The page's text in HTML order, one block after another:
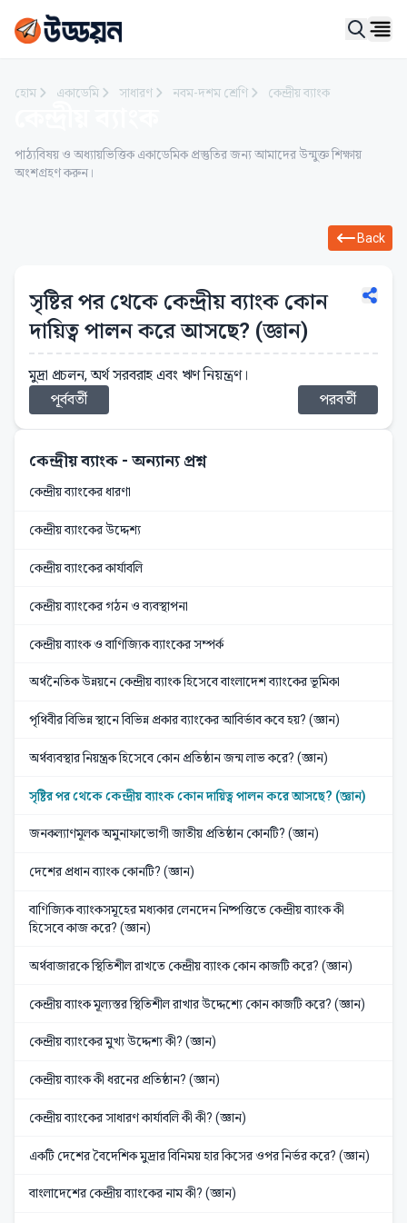
হোম একাডেমি সাধারণ নবম-দশম শ্রেণি কেন্দ্রীয় ব্যাংক
পাঠ্যবিষয় ও অধ্যায়ভিত্তিক একাডেমিক প্রস্তুতির জন্য আমাদের উন্মুক্ত শিক্ষায়
অংশগ্রহণ করুন।
Back
সৃষ্টির পর থেকে কেন্দ্রীয় ব্যাংক কোন
দায়িত্ব পালন করে আসছে? (জ্ঞান)
মুদ্রা প্রচলন, অর্থ সরবরাহ এবং ঋণ নিয়ন্ত্রণ।
পূর্ববর্তী
পরবর্তী
কেন্দ্রীয় ব্যাংক - অন্যান্য প্রশ্ন
কেন্দ্রীয় ব্যাংকের ধারণা
কেন্দ্রীয় ব্যাংকের উদ্দেশ্য
কেন্দ্রীয় ব্যাংকের কার্যাবলি
কেন্দ্রীয় ব্যাংকের গঠন ও ব্যবস্থাপনা
কেন্দ্রীয় ব্যাংক ও বাণিজ্যিক ব্যাংকের সম্পর্ক
অর্থনৈতিক উন্নয়নে কেন্দ্রীয় ব্যাংক হিসেবে বাংলাদেশ ব্যাংকের ভূমিকা
পৃথিবীর বিভিন্ন স্থানে বিভিন্ন প্রকার ব্যাংকের আবির্ভাব কবে হয়? (জ্ঞান)
অর্থব্যবস্থার নিয়ন্ত্রক হিসেবে কোন প্রতিষ্ঠান জন্ম লাভ করে? (জ্ঞান)
সৃষ্টির পর থেকে কেন্দ্রীয় ব্যাংক কোন দায়িত্ব পালন করে আসছে? (জ্ঞান)
জনকল্যাণমূলক অমুনাফাভোগী জাতীয় প্রতিষ্ঠান কোনটি? (জ্ঞান)
দেশের প্রধান ব্যাংক কোনটি? (জ্ঞান)
বাণিজ্যিক ব্যাংকসমূহের মধ্যকার লেনদেন নিষ্পত্তিতে কেন্দ্রীয় ব্যাংক কী
হিসেবে কাজ করে? (জ্ঞান)
অর্থবাজারকে স্থিতিশীল রাখতে কেন্দ্রীয় ব্যাংক কোন কাজটি করে? (জ্ঞান)
কেন্দ্রীয় ব্যাংক মূল্যস্তর স্থিতিশীল রাখার উদ্দেশ্যে কোন কাজটি করে? (জ্ঞান)
কেন্দ্রীয় ব্যাংকের মুখ্য উদ্দেশ্য কী? (জ্ঞান)
কেন্দ্রীয় ব্যাংক কী ধরনের প্রতিষ্ঠান? (জ্ঞান)
কেন্দ্রীয় ব্যাংকের সাধারণ কার্যাবলি কী কী? (জ্ঞান)
একটি দেশের বৈদেশিক মুদ্রার বিনিময় হার কিসের ওপর নির্ভর করে? (জ্ঞান)
বাংলাদেশের কেন্দ্রীয় ব্যাংকের নাম কী? (জ্ঞান)